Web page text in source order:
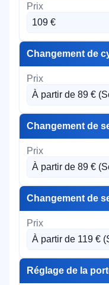
109 €
Changement de
À partir de 89 €
Changement de
À partir de 89 €
Changement de
À partir de 119 €
Réglage de la